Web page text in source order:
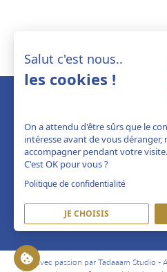
Créé avec passion par Tadaaam Studio -
Salut c'est nous..
les cookies !
On a attendu d'être sûrs que le
intéresse avant de vous
accompagner pendant votre
C'est OK pour vous ?
Politique de confidentialité
JE CHOISIS